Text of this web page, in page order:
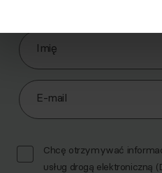
Imię
E-mail
Chcę otrzymywać
usług drogą elektroniczną